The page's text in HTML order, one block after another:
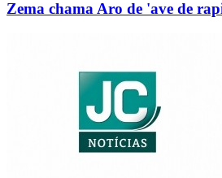
Zema chama Aro de 'ave de